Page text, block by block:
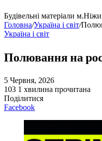
Будівельні матеріали
Головна/Україна і світ/
Україна і світ
Полювання на
5 Червня, 2026
103 1 хвилина прочитана
Поділитися
Facebook